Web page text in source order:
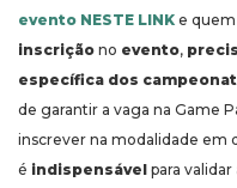
evento NESTE LINK e quem
inscrição no evento,
específica dos
de garantir a vaga na Game
inscrever na modalidade em
é indispensável para